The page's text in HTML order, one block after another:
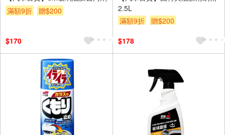
滿額9折
贈$200
$170
2.5L
滿額9折
贈$200
$178